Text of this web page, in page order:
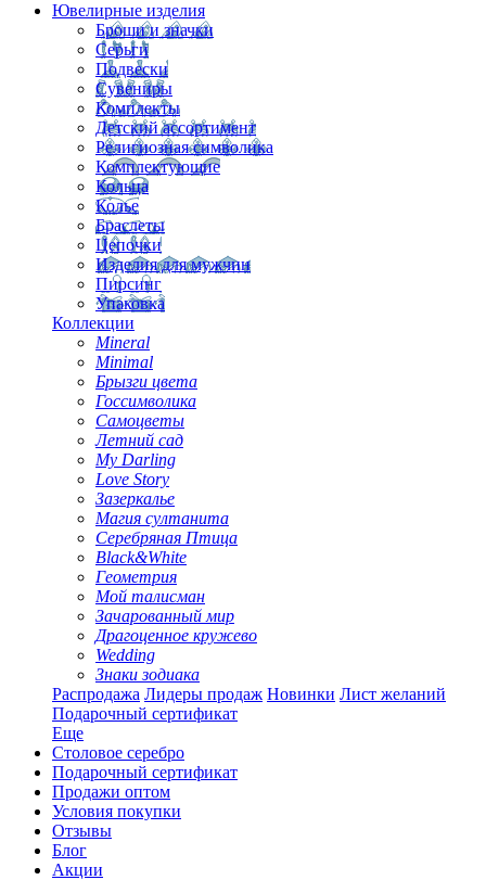
Ювелирные изделия
Броши и значки
Серьги
Подвески
Сувениры
Комплекты
Детский ассортимент
Религиозная символика
Комплектующие
Кольца
Колье
Браслеты
Цепочки
Изделия для мужчин
Пирсинг
Упаковка
Коллекции
Mineral
Minimal
Брызги цвета
Госсимволика
Самоцветы
Летний сад
My Darling
Love Story
Зазеркалье
Магия султанита
Серебряная Птица
Black&White
Геометрия
Мой талисман
Зачарованный мир
Драгоценное кружево
Wedding
Знаки зодиака
Распродажа Лидеры продаж Новинки Лист желаний
Подарочный сертификат
Еще
Столовое серебро
Подарочный сертификат
Продажи оптом
Условия покупки
Отзывы
Блог
Акции